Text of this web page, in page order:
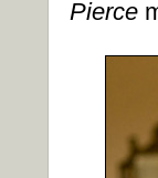
Pierce